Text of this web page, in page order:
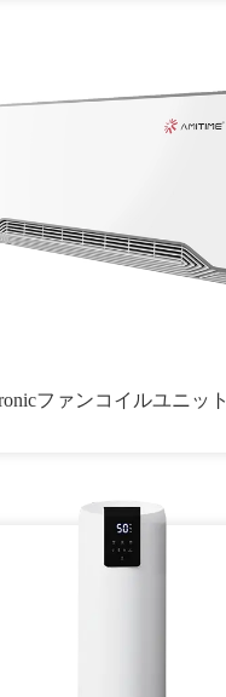
ファンコイルユニット